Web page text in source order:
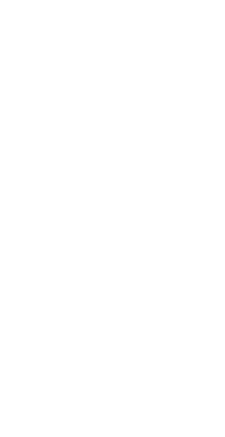
minha rota.E além
fizeram um
que perder tempo
é muito
então vocês
quando eu me sentia